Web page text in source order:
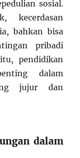
sosial.
kecerdasan
bahkan bisa
pribadi
pendidikan
dalam
jujur dan
dalam